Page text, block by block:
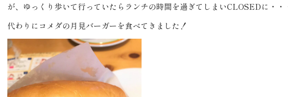
が、ゆっくり歩いて行っていたらランチの時間を過ぎてしまいCLOSEDに・・
代わりにコメダの月見バーガーを食べてきました！